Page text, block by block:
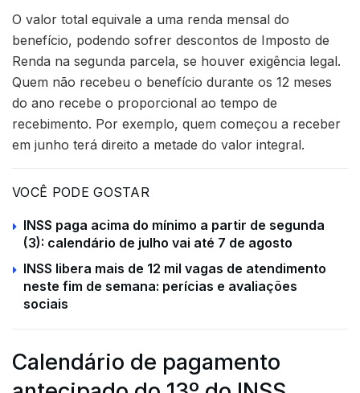
O valor total equivale a uma renda mensal do
benefício, podendo sofrer descontos de Imposto de
Renda na segunda parcela, se houver exigência legal.
Quem não recebeu o benefício durante os 12 meses
do ano recebe o proporcional ao tempo de
recebimento. Por exemplo, quem começou a receber
em junho terá direito a metade do valor integral.
VOCÊ PODE GOSTAR
INSS paga acima do mínimo a partir de segunda
(3): calendário de julho vai até 7 de agosto
INSS libera mais de 12 mil vagas de atendimento
neste fim de semana: perícias e avaliações
sociais
Calendário de pagamento